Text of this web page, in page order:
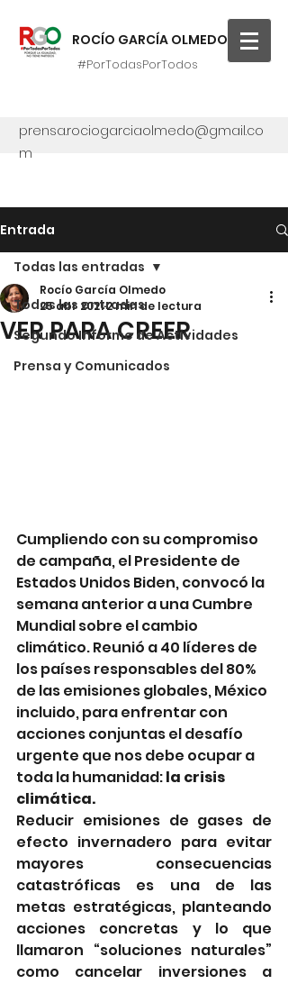
#PorTodasPorTodos
prensa.rociogarciaolmedo@gmail.co
m
ROCÍO GARCÍA OLMEDO
Entrada
Todas las entradas
Segundo Informe de Actividades
Prensa y Comunicados
Todas las entradas
VER PARA CREER
Rocío García Olmedo
25 abr 20212 min de lectura
Cumpliendo con su compromiso
de campaña, el Presidente de
Estados Unidos Biden, convocó la
semana anterior a una Cumbre
Mundial sobre el cambio
climático. Reunió a 40 líderes de
los países responsables del 80%
de las emisiones globales, México
incluido, para enfrentar con
acciones conjuntas el desafío
urgente que nos debe ocupar a
toda la humanidad: la crisis
climática.
Reducir emisiones de gases de
efecto invernadero para evitar
mayores consecuencias
catastróficas es una de las
metas estratégicas, planteando
acciones concretas y lo que
llamaron “soluciones naturales”
como cancelar inversiones a